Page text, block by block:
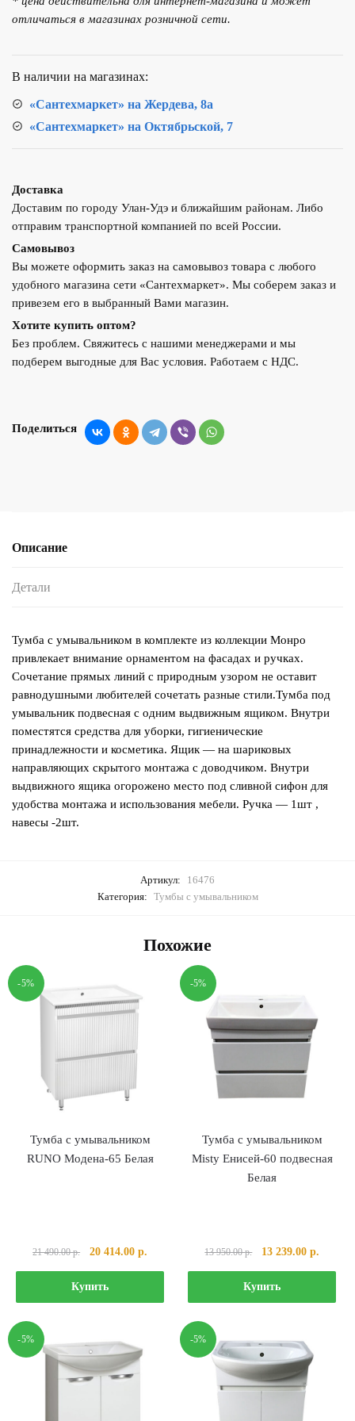
умывальником
RUNO
Белая
отличаться в магазинах розничной сети.
В наличии на магазинах:
«Сантехмаркет» на Жердева, 8а
«Сантехмаркет» на Октябрьской, 7
Доставка
Доставим по городу Улан-Удэ и ближайшим районам. Либо
отправим транспортной компанией по всей России.
Самовывоз
Вы можете оформить заказ на самовывоз товара с любого
удобного магазина сети «Сантехмаркет». Мы соберем заказ и
привезем его в выбранный Вами магазин.
Хотите купить оптом?
Без проблем. Свяжитесь с нашими менеджерами и мы
подберем выгодные для Вас условия. Работаем с НДС.
Поделиться
Описание
Детали
Тумба с умывальником в комплекте из коллекции Монро
привлекает внимание орнаментом на фасадах и ручках.
Сочетание прямых линий с природным узором не оставит
равнодушными любителей сочетать разные стили.Тумба под
умывальник подвесная с одним выдвижным ящиком. Внутри
поместятся средства для уборки, гигиенические
принадлежности и косметика. Ящик — на шариковых
направляющих скрытого монтажа с доводчиком. Внутри
выдвижного ящика огорожено место под сливной сифон для
удобства монтажа и использования мебели. Ручка — 1шт ,
навесы -2шт.
Артикул:
16476
Категория: Тумбы с умывальником
Похожие
-5%
Тумба с умывальником
RUNO Модена-65 Белая
21 490.00р.
Первоначальная
составляла
21
20 414.00р.
414.00 р..
Купить
-5%
Тумба с умывальником
Misty Енисей-60 подвесная
Белая
13 950.00р.
Первоначальная
составляла
13
13 239.00р.
239.00
Купить
-5% -5%